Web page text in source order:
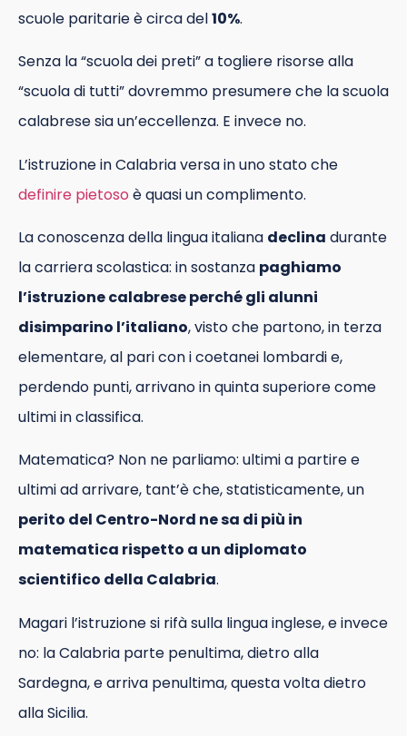
scuole paritarie è circa del10%.
Senza la “scuola dei preti” a togliere risorse alla
“scuola di tutti” dovremmo presumere che la scuola
calabrese sia un’eccellenza. E invece no.
L’istruzione in Calabria versa in uno stato che
definire pietoso è quasi un complimento.
La conoscenza della lingua italiana declina durante
la carriera scolastica: in sostanza paghiamo
l’istruzione calabrese perché gli alunni
disimparino l’italiano, visto che partono, in terza
elementare, al pari con i coetanei lombardi e,
perdendo punti, arrivano in quinta superiore come
ultimi in classifica.
Matematica? Non ne parliamo: ultimi a partire e
ultimi ad arrivare, tant’è che, statisticamente, un
perito del Centro-Nord ne sa di più in
matematica rispetto a un diplomato
scientifico della Calabria.
Magari l’istruzione si rifà sulla lingua inglese, e invece
no: la Calabria parte penultima, dietro alla
Sardegna, e arriva penultima, questa volta dietro
alla Sicilia.